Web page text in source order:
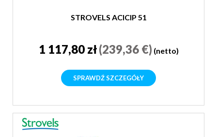
STROVELS ACICIP 51
1 117,80 zł(239,36 €) (netto)
SPRAWDŹ SZCZEGÓŁY